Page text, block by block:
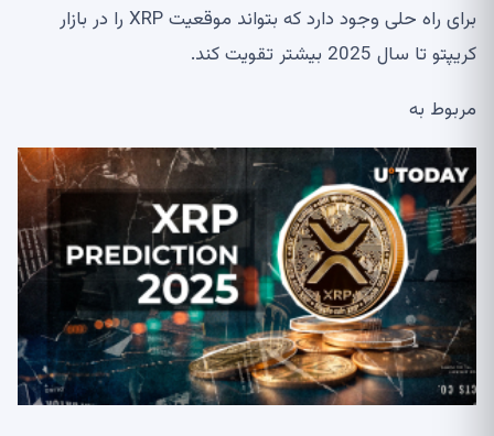
برای راه حلی وجود دارد که بتواند موقعیت XRP را در بازار
کریپتو تا سال 2025 بیشتر تقویت کند.
مربوط به